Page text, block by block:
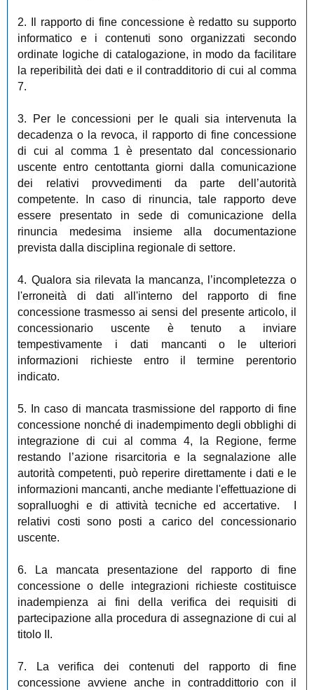
2. Il rapporto di fine concessione è redatto su supporto
informatico e i contenuti sono organizzati secondo
ordinate logiche di catalogazione, in modo da facilitare
la reperibilità dei dati e il contradditorio di cui al comma
7.
3. Per le concessioni per le quali sia intervenuta la
decadenza o la revoca, il rapporto di fine concessione
di cui al comma 1 è presentato dal concessionario
uscente entro centottanta giorni dalla comunicazione
dei relativi provvedimenti da parte dell’autorità
competente. In caso di rinuncia, tale rapporto deve
essere presentato in sede di comunicazione della
rinuncia medesima insieme alla documentazione
prevista dalla disciplina regionale di settore.
4. Qualora sia rilevata la mancanza, l’incompletezza o
l'erroneità di dati all'interno del rapporto di fine
concessione trasmesso ai sensi del presente articolo, il
concessionario uscente è tenuto a inviare
tempestivamente i dati mancanti o le ulteriori
informazioni richieste entro il termine perentorio
indicato.
5. In caso di mancata trasmissione del rapporto di fine
concessione nonché di inadempimento degli obblighi di
integrazione di cui al comma 4, la Regione, ferme
restando l’azione risarcitoria e la segnalazione alle
autorità competenti, può reperire direttamente i dati e le
informazioni mancanti, anche mediante l'effettuazione di
sopralluoghi e di attività tecniche ed accertative. I
relativi costi sono posti a carico del concessionario
uscente.
6. La mancata presentazione del rapporto di fine
concessione o delle integrazioni richieste costituisce
inadempienza ai fini della verifica dei requisiti di
partecipazione alla procedura di assegnazione di cui al
titolo II.
7. La verifica dei contenuti del rapporto di fine
concessione avviene anche in contraddittorio con il